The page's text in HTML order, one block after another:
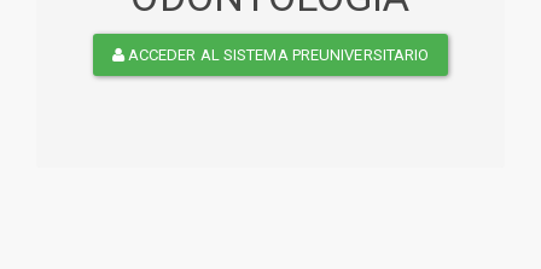
ACCEDER AL SISTEMA PREUNIVERSITARIO